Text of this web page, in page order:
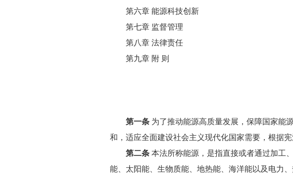
第六章 能源科技创新
第七章 监督管理
第八章 法律责任
第九章 附 则
第一条 为了推动能源高质量发展，保障国家能
和，适应全面建设社会主义现代化国家需要，根据宪
第二条 本法所称能源，是指直接或者通过加工
能、太阳能、生物质能、地热能、海洋能以及电力、